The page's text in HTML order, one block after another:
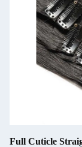
Full Cuticle